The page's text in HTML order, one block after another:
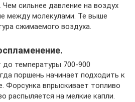
сильнее давление на воздух
между молекулами. Те выше
сжимаемого воздуха.
температуры 700-900
поршень начинает подходить к
Форсунка впрыскивает топливо
распыляется на мелкие капли.